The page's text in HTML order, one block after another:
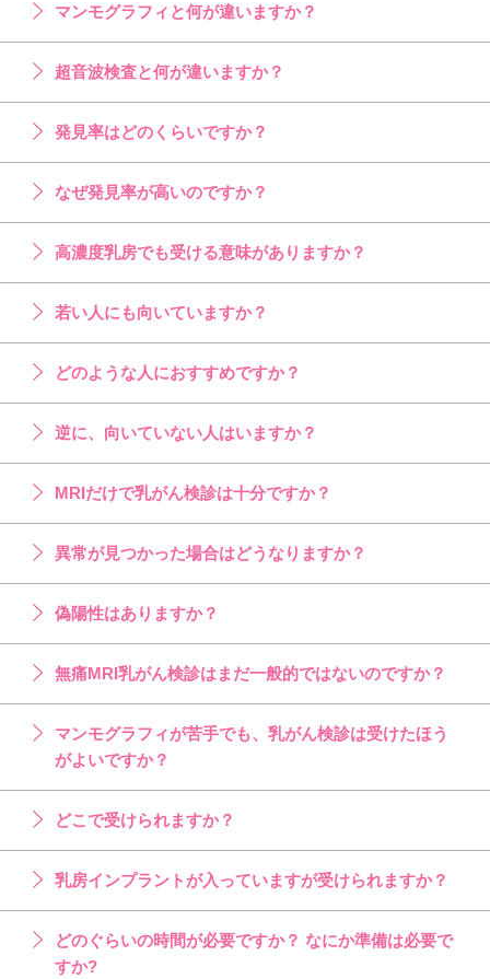
マンモグラフィと何が違いますか？
超音波検査と何が違いますか？
発見率はどのくらいですか？
なぜ発見率が高いのですか？
高濃度乳房でも受ける意味がありますか？
若い人にも向いていますか？
どのような人におすすめですか？
逆に、向いていない人はいますか？
MRIだけで乳がん検診は十分ですか？
異常が見つかった場合はどうなりますか？
偽陽性はありますか？
無痛MRI乳がん検診はまだ一般的ではないのですか？
マンモグラフィが苦手でも、乳がん検診は受けたほう
がよいですか？
どこで受けられますか？
乳房インプラントが入っていますが受けられますか？
どのぐらいの時間が必要ですか？ なにか準備は必要で
すか?